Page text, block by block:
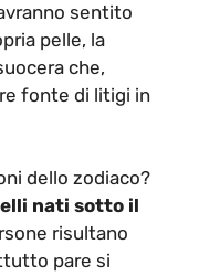
sentito
pelle, la
che,
fonte di litigi in
dello zodiaco?
nati sotto il
risultano
pare si